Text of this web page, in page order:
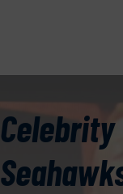
Celebrity